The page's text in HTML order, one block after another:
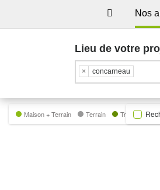
Nos
Lieu de votre
× concarneau
Maison + Terrain Terrain Trecobat